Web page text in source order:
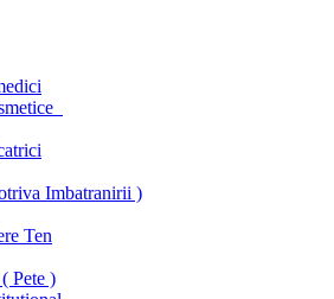
Imbatranirii )
Ten
Pete )